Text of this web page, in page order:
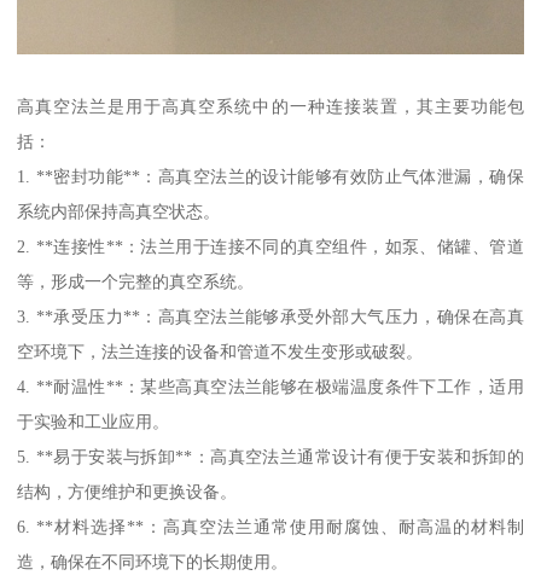
高真空法兰是用于高真空系统中的一种连接装置，其主要功能包
括：
1. **密封功能**：高真空法兰的设计能够有效防止气体泄漏，确保
系统内部保持高真空状态。
2. **连接性**：法兰用于连接不同的真空组件，如泵、储罐、管道
等，形成一个完整的真空系统。
3. **承受压力**：高真空法兰能够承受外部大气压力，确保在高真
空环境下，法兰连接的设备和管道不发生变形或破裂。
4. **耐温性**：某些高真空法兰能够在极端温度条件下工作，适用
于实验和工业应用。
5. **易于安装与拆卸**：高真空法兰通常设计有便于安装和拆卸的
结构，方便维护和更换设备。
6. **材料选择**：高真空法兰通常使用耐腐蚀、耐高温的材料制
造，确保在不同环境下的长期使用。